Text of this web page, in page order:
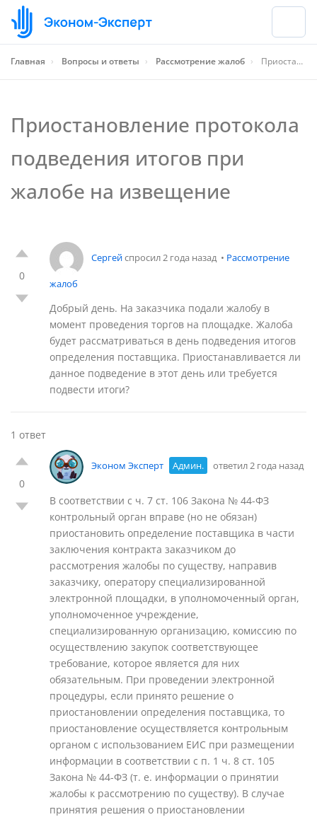
Главная › Вопросы и ответы › Рассмотрение жалоб › Приостановление протокола подведения итогов при жалобе на извещение
Приостановление протокола
подведения итогов при
жалобе на извещение
0
Сергейспросил 2 года назад • Рассмотрение
жалоб
Добрый день. На заказчика подали жалобу в
момент проведения торгов на площадке. Жалоба
будет рассматриваться в день подведения итогов
определения поставщика. Приостанавливается ли
данное подведение в этот день или требуется
подвести итоги?
1 ответ
0
Эконом Эксперт Админ. ответил 2 года назад
В соответствии с ч. 7 ст. 106 Закона № 44-ФЗ
контрольный орган вправе (но не обязан)
приостановить определение поставщика в части
заключения контракта заказчиком до
рассмотрения жалобы по существу, направив
заказчику, оператору специализированной
электронной площадки, в уполномоченный орган,
уполномоченное учреждение,
специализированную организацию, комиссию по
осуществлению закупок соответствующее
требование, которое является для них
обязательным. При проведении электронной
процедуры, если принято решение о
приостановлении определения поставщика, то
приостановление осуществляется контрольным
органом с использованием ЕИС при размещении
информации в соответствии с п. 1 ч. 8 ст. 105
Закона № 44-ФЗ (т. е. информации о принятии
жалобы к рассмотрению по существу). В случае
принятия решения о приостановлении